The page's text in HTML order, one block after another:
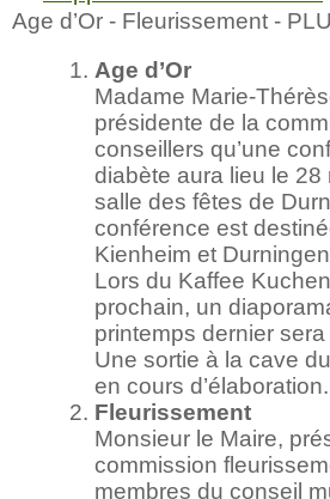
Age d’Or - Fleurissement -
Age d’Or
Madame Marie-
présidente de la
conseillers qu’une
diabète aura lieu le 28
salle des fêtes de
conférence est
Kienheim et
Lors du Kaffee
prochain, un
printemps dernier sera
Une sortie à la cave
en cours d’élaboration.
Fleurissement
Monsieur le Maire,
commission
membres du conseil